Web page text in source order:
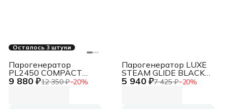
Осталось 3 штуки
9 880 ₽12 350 ₽−20%
Парогенератор
PL2450 COMPACT
WHITE UFESA
5 940 ₽7 425 ₽−20%
Парогенератор LUXE
STEAM GLIDE BLACK
UFESA